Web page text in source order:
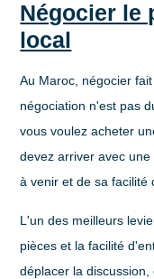
Négocier le
local
Au Maroc, négocier
négociation n'est pas
vous voulez acheter
devez arriver avec
à venir et de sa facilité
L'un des meilleurs
pièces et lafacilité
déplacer la